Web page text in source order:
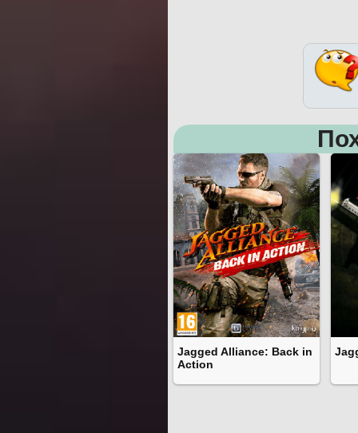
Jagged Alliance: Back in
Action